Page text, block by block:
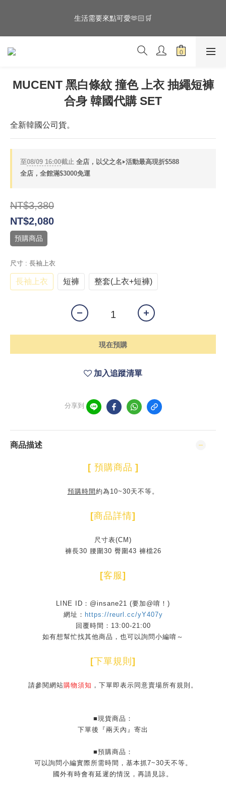
全館滿$3000享『超商』免運費
生活需要來點可愛🫶🏻🛒
滿$3000折$288 滿$6000折$588 倒數
22
5
4
3
9
8
4
3
2
9
8
7
3
2
1
6
5
4
5
4
1
0
3
2
1
全館滿$3000享『超商』免運費
MUCENT 黑白條紋 撞色 上衣 抽繩短褲
合身 韓國代購 SET
全新韓國公司貨。
至08/09 16:00截止 全店，以父之名‣活動最高現折$588
全店，全館滿$3000免運
NT$3,380
NT$2,080
預購商品
尺寸 : 長袖上衣
長袖上衣 短褲 整套(上衣+短褲)
現在預購
加入追蹤清單
分享到
商品描述
[ 預購商品 ]
預購時間 約為10~30天不等。
[商品詳情]
尺寸表(CM)
褲長30 腰圍30 臀圍43 褲檔26
[客服]
LINE ID：@insane21 (要加@唷！)
網址： https://reurl.cc/yY407y
回覆時間：13:00-21:00
如有想幫忙找其他商品，也可以詢問小編唷～
[下單規則 ]
請參閱網站購物須知 ，下單即表示同意賣場所有規則。
■現貨商品：
下單後『兩天內』寄出
■預購商品：
可以詢問小編實際所需時間，基本抓7~30天不等。
國外有時會有延遲的情況，再請見諒。